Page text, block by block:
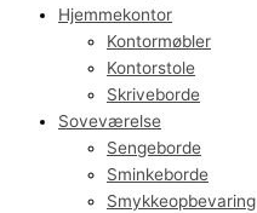
Hjemmekontor
Kontormøbler
Kontorstole
Skriveborde
Soveværelse
Sengeborde
Sminkeborde
Smykkeopbevaring